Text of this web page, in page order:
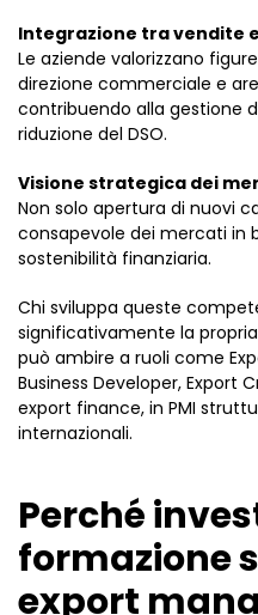
Integrazione tra vendite
Le aziende valorizzano
direzione commerciale e
contribuendo alla gestione
riduzione del DSO.
Visione strategica dei
Non solo apertura di nuovi
consapevole dei mercati in
sostenibilità finanziaria.
Chi sviluppa queste
significativamente la
può ambire a ruoli come
Business Developer, Export
export finance, in PMI
internazionali.
Perché
formazione
export